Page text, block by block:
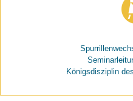
Königsdisziplin